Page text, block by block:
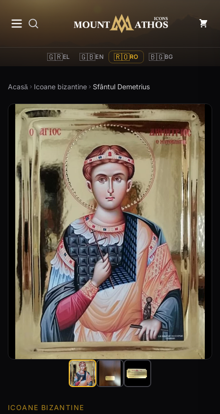
Mount Athos Icons
🇬🇷EL 🇬🇧EN 🇷🇴RO 🇧🇬BG
Acasă Icoane bizantine Sfântul Demetrius
ICOANE BIZANTINE